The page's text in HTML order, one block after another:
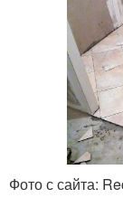
Фото с сайта: